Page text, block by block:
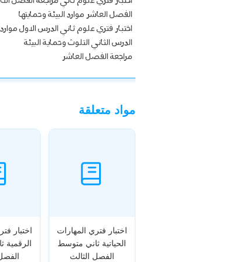
الفصل العاشر موارد البيئة وحمايتها
اختبار فتري علوم ثاني الدرس الاول موارد
الدرس الثاني التلوث وحماية البيئة
مراجعة الفصل العاشر
مواد متعلقة
اختبار فتري المهارات
الحياتية ثاني متوسط
الفصل الثالث
اختبار
الرقمية